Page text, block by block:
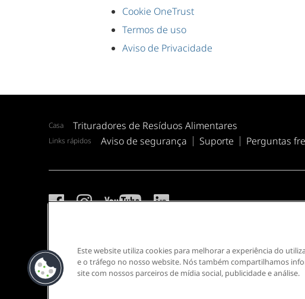
Cookie OneTrust
Termos de uso
Aviso de Privacidade
Casa Trituradores de Resíduos Alimentares
Links rápidos Aviso de segurança Suporte Perguntas
Este website utiliza cookies para melhorar a experiência do
e o tráfego no nosso website. Nós também compartilhamos
site com nossos parceiros de mídia social, publicidade e análise.